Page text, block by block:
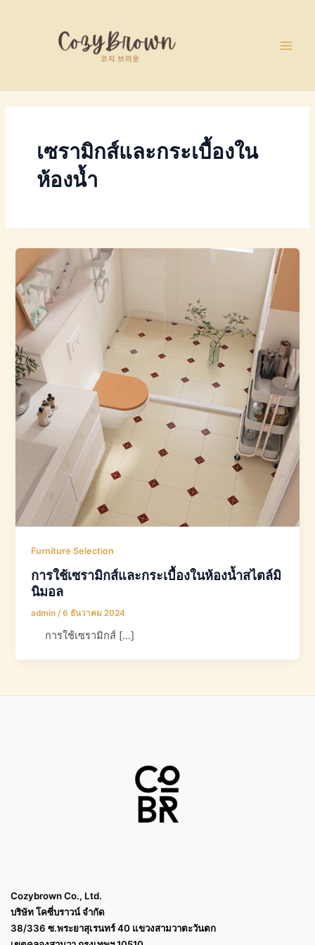
เซรามิกส์และกระเบื้องใน
ห้องน้ำ
Furniture Selection
การใช้เซรามิกส์และกระเบื้องในห้องน้ำสไตล์มิ
นิมอล
admin /6 ธันวาคม 2024
การใช้เซรามิกส์ […]
Cozybrown Co., Ltd.
บริษัท โคซี่บราวน์ จำกัด
38/336 ซ.พระยาสุเรนทร์ 40 แขวงสามวาตะวันตก